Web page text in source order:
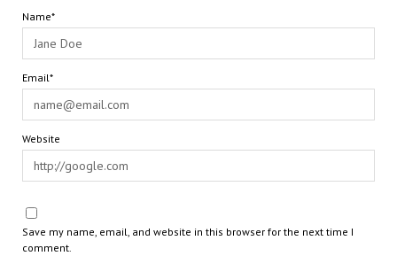
Name*
Email*
Website
Save my name, email, and website in this browser for the next time I
comment.